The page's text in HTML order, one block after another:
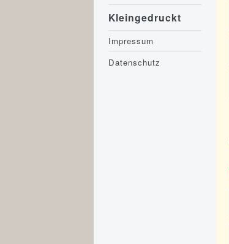
Kleingedruckt
Impressum
Datenschutz